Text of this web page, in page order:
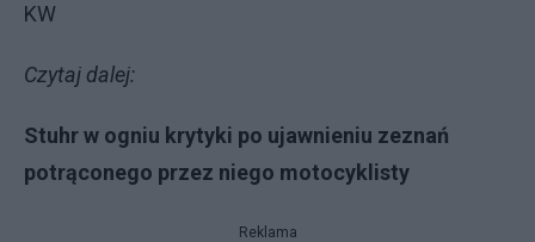
KW
Czytaj dalej:
Stuhr w ogniu krytyki po ujawnieniu zeznań
potrąconego przez niego motocyklisty
Reklama